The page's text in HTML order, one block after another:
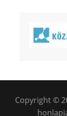
Copyright ©